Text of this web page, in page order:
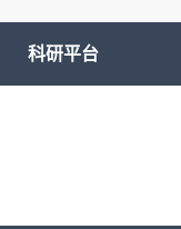
科研平台